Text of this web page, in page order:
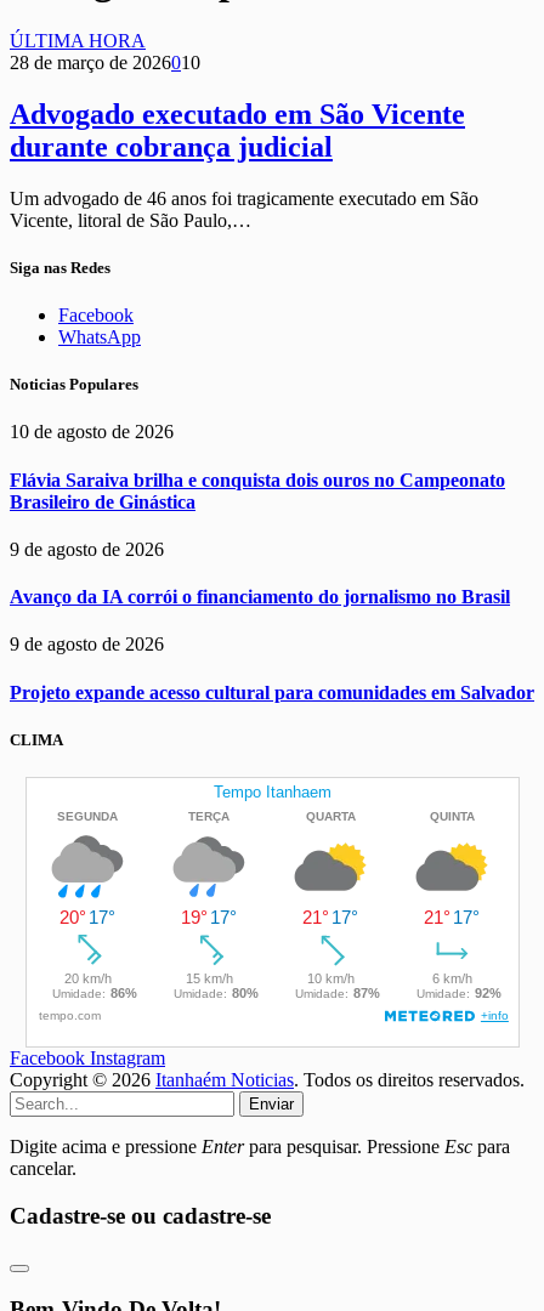
ÚLTIMA HORA
28 de março de 2026010
Advogado executado em São Vicente
durante cobrança judicial
Um advogado de 46 anos foi tragicamente executado em São
Vicente, litoral de São Paulo,…
Siga nas Redes
Facebook
WhatsApp
Noticias Populares
10 de agosto de 2026
Flávia Saraiva brilha e conquista dois ouros no Campeonato
Brasileiro de Ginástica
9 de agosto de 2026
Avanço da IA corrói o financiamento do jornalismo no Brasil
9 de agosto de 2026
Projeto expande acesso cultural para comunidades em Salvador
CLIMA
Facebook Instagram
Copyright © 2026 Itanhaém Noticias. Todos os direitos reservados.
Enviar
Digite acima e pressione Enterpara pesquisar. Pressione Esc para
cancelar.
Cadastre-se ou cadastre-se